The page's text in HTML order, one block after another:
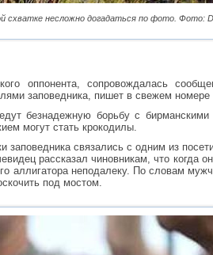
схватке несложно догадаться по фото. Фото:
оппонента, сопровождалась
заповедника, пишет в свежем номере
безнадежную борьбу с
могут стать крокодилы.
связались с одним из
рассказал чиновникам, что когда
аллигатора неподалеку. По словам
под мостом.